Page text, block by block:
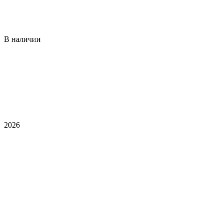
В наличии
2026